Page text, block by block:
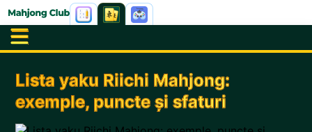
Lista yaku Riichi Mahjong:
exemple, puncte și sfaturi